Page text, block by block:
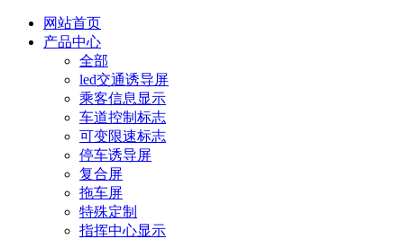
网站首页
产品中心
全部
led交通诱导屏
乘客信息显示
车道控制标志
可变限速标志
停车诱导屏
复合屏
拖车屏
特殊定制
指挥中心显示